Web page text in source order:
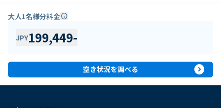
大人1名様分料金info
JPY199,449-
空き状況を調べる expand_circle_right